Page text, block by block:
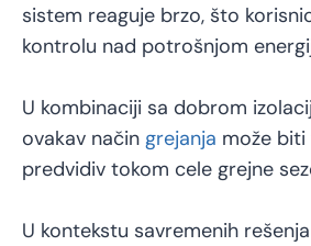
sistem reaguje brzo, što
kontrolu nad potrošnjom
U kombinaciji sa dobrom
ovakav način grejanja može
predvidiv tokom cele grejne
U kontekstu savremenih